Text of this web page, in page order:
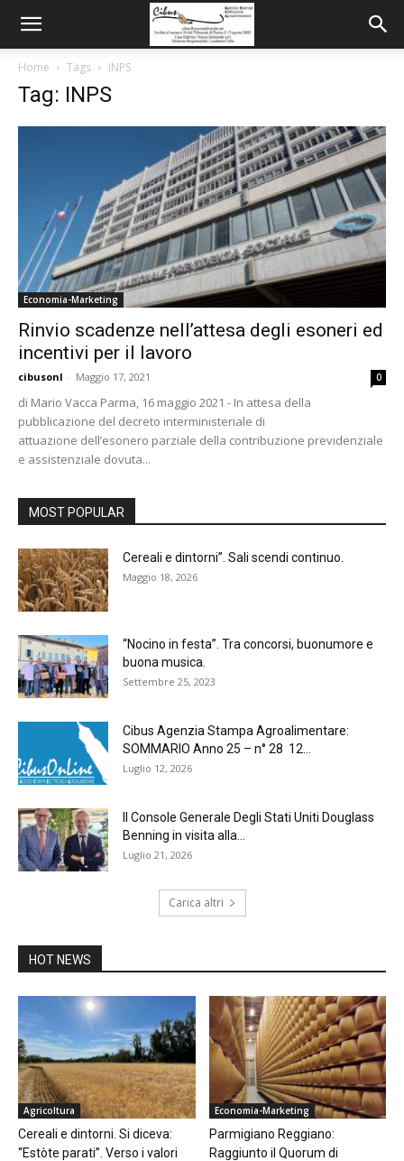
Home Tags INPS
Tag: INPS
Economia-Marketing
Rinvio scadenze nell’attesa degli esoneri ed
incentivi per il lavoro
cibusonl - Maggio 17, 2021 0
di Mario Vacca Parma, 16 maggio 2021 - In attesa della
pubblicazione del decreto interministeriale di
attuazione dell’esonero parziale della contribuzione previdenziale
e assistenziale dovuta...
MOST POPULAR
Cereali e dintorni”. Sali scendi continuo.
Maggio 18, 2026
“Nocino in festa”. Tra concorsi, buonumore e
buona musica.
Settembre 25, 2023
Cibus Agenzia Stampa Agroalimentare:
SOMMARIO Anno 25 – n° 28 12...
Luglio 12, 2026
Il Console Generale Degli Stati Uniti Douglass
Benning in visita alla...
Luglio 21, 2026
Carica altri
HOT NEWS
Agricoltura
Cereali e dintorni. Si diceva:
“Estòte parati”. Verso i valori
Economia-Marketing
Parmigiano Reggiano:
Raggiunto il Quorum di